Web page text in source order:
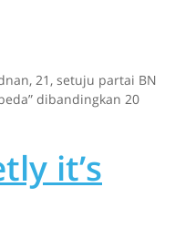
21, setuju partai BN
dibandingkan 20
it’s